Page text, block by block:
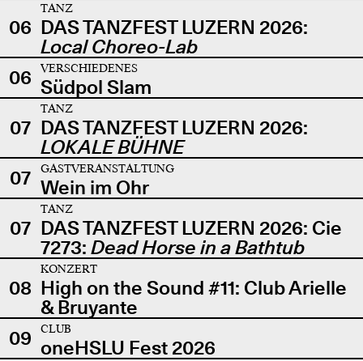
06
TANZ
DAS TANZFEST LUZERN 2026:
Local Choreo-Lab
06
VERSCHIEDENES
Südpol Slam
07
TANZ
DAS TANZFEST LUZERN 2026:
LOKALE BÜHNE
07
GASTVERANSTALTUNG
Wein im Ohr
07
TANZ
DAS TANZFEST LUZERN 2026: Cie
7273: Dead Horse in a Bathtub
08
KONZERT
High on the Sound #11: Club Arielle
& Bruyante
09
CLUB
oneHSLU Fest 2026